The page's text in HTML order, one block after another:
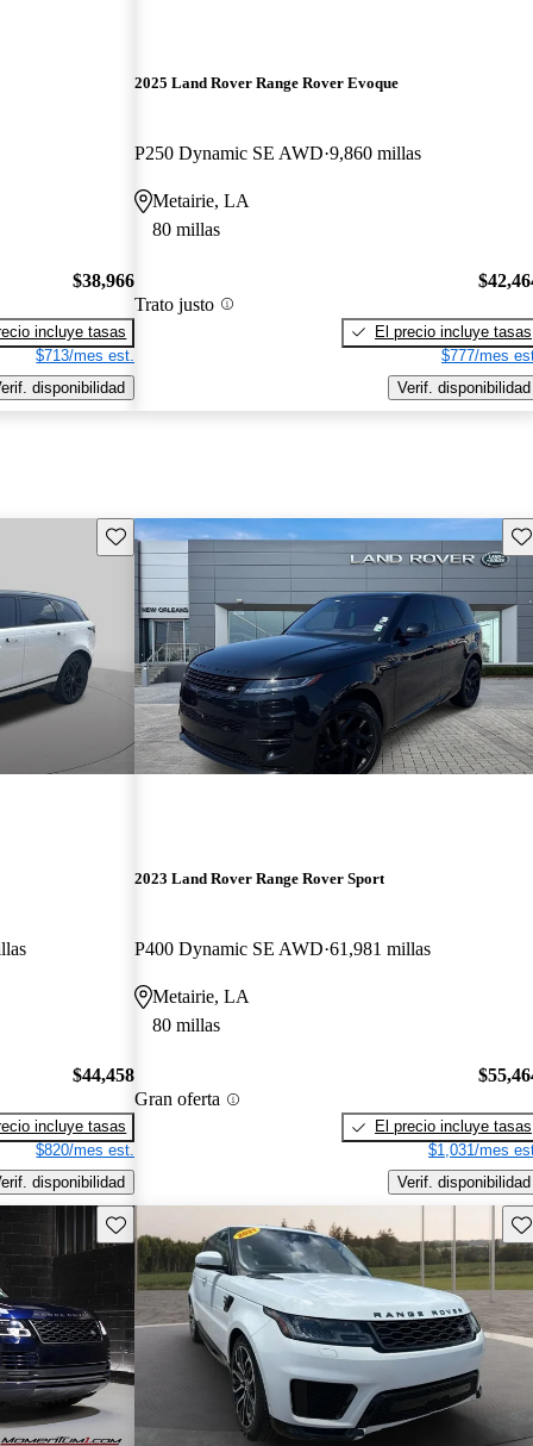
$38,966
incluye tasas
$713/mes est.
disponibilidad
2025 Land Rover Range Rover Evoque
P250 Dynamic SE AWD 9,860 millas
Metairie, LA
80 millas
Trato justo
El precio incluye tasas
$777/mes
Verif. disponibilidad
Guarda este Aviso
$44,458
incluye tasas
$820/mes est.
disponibilidad
2023 Land Rover Range Rover Sport
P400 Dynamic SE AWD 61,981 millas
Metairie, LA
80 millas
Gran oferta
El precio incluye tasas
$1,031/mes
Verif. disponibilidad
Guarda este Aviso